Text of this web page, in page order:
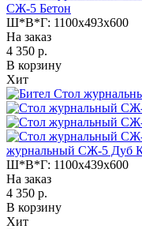
СЖ-5 Бетон
Ш*В*Г: 1100x493x600
На заказ
4 350 р.
В корзину
Хит
журнальный СЖ-5 Дуб
Ш*В*Г: 1100x439x600
На заказ
4 350 р.
В корзину
Хит